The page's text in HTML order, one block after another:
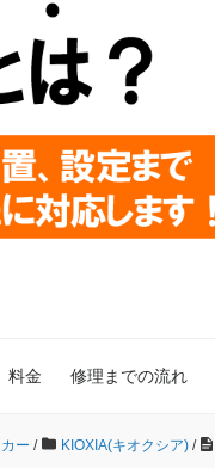
料金 修理までの流れ
ー / KIOXIA(キオクシア) /